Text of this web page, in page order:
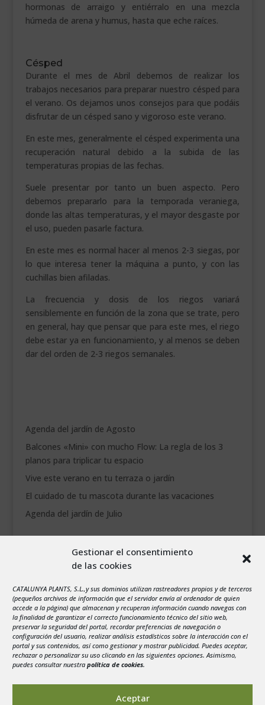
Gestionar el consentimiento
de las cookies
CATALUNYA PLANTS, S.L.,y sus dominios utilizan rastreadores propios y de terceros
(pequeños archivos de información que el servidor envía al ordenador de quien
accede a la página) que almacenan y recuperan información cuando navegas con
la finalidad de garantizar el correcto funcionamiento técnico del sitio web,
preservar la seguridad del portal, recordar preferencias de navegación o
configuración del usuario, realizar análisis estadísticos sobre la interacción con el
portal y sus contenidos, así como gestionar y mostrar publicidad. Puedes aceptar,
rechazar o personalizar su uso clicando en las siguientes opciones. Asimismo,
puedes consultar nuestra política de cookies.
Aceptar
hormonas de arraigo y entiérralo en una mezcla
húmeda de arena y humus, hasta que eche raíces.
Césped
Durante el mes de Abril debemos de realizar los
trabajos necesarios para preparar nuestro césped para
el verano. Os dejamos unos consejos para que podáis
disfrutar de un césped sano y vigoroso este verano.
En este mes, generalmente el césped experimenta una
recuperación natural debido a la subida de las
temperaturas propias de las fechas.
Suele presentar por tanto un buen aspecto. Pero
debemos prepararlo para la temporada veraniega,
donde las altas temperaturas, y el mayor desgaste por
el uso, pueden pasarle factura.
En este mes es normal hacer al menos 2-3 siegas, por
lo que interesa tener la máquina a punto, y con las
cuchillas bien afiladas.
La frecuencia y dosis de los riegos variará
sensiblemente en función de la zona que se trate, pero
en general, hay que pensar que para este mes, el riego
debe estar ya en funcionamiento, y al menos se deben
dar del orden de 2-3 riegos semanales.
Agenda del jardín de Agosto
Balcones «Mini» con mucho Flow: La regla de los 3
planos para triplicar tu espacio
Vive este verano en tu terraza o jardín
El cuidado de tu mascota durante las vacaciones
Agenda del jardín de Julio
X J V S
3
4 5 6 7 8
9
10
11 12 13 14 15
16
17
18 19 20 21 22
23
24
25 26 27 28 29
30
31